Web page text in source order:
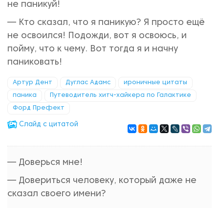
не паникуй!
— Кто сказал, что я паникую? Я просто ещё
не освоился! Подожди, вот я освоюсь, и
пойму, что к чему. Вот тогда я и начну
паниковать!
Артур Дент Дуглас Адамс ироничные цитаты
паника Путеводитель хитч-хайкера по Галактике
Форд Префект
Cлайд с цитатой
— Доверься мне!
— Довериться человеку, который даже не
сказал своего имени?